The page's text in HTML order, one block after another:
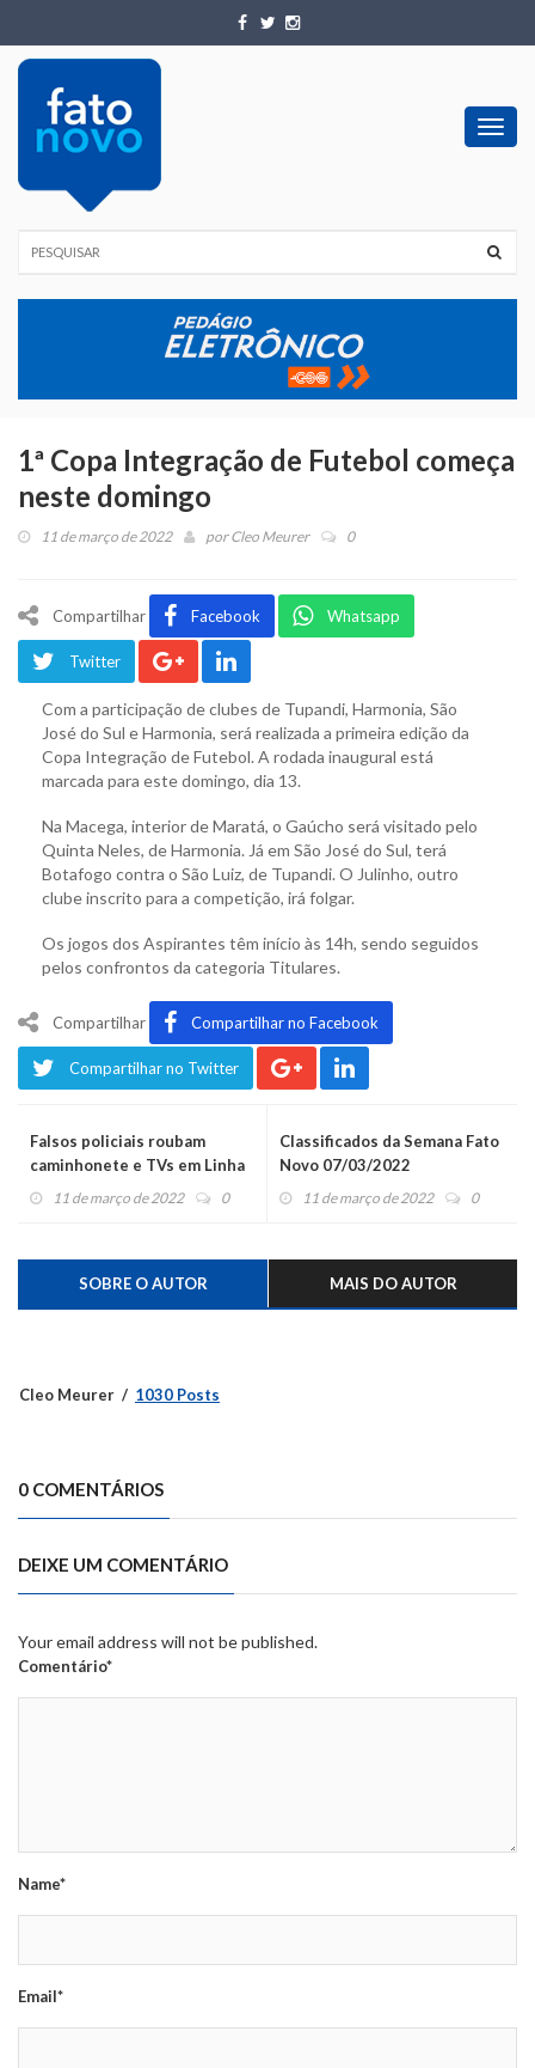
1ª Copa Integração de Futebol começa
neste domingo
11 de março de 2022 porCleo Meurer 0
Compartilhar Facebook Whatsapp
Twitter
Com a participação de clubes de Tupandi, Harmonia, São
José do Sul e Harmonia, será realizada a primeira edição da
Copa Integração de Futebol. A rodada inaugural está
marcada para este domingo, dia 13.
Na Macega, interior de Maratá, o Gaúcho será visitado pelo
Quinta Neles, de Harmonia. Já em São José do Sul, terá
Botafogo contra o São Luiz, de Tupandi. O Julinho, outro
clube inscrito para a competição, irá folgar.
Os jogos dos Aspirantes têm início às 14h, sendo seguidos
pelos confrontos da categoria Titulares.
Compartilhar Compartilhar no Facebook
Compartilhar no Twitter
Falsos policiais roubam
caminhonete e TVs em Linha
Nova11 de março de 2022 0
Classificados da Semana Fato
Novo 07/03/2022
11 de março de 2022 0
SOBRE O AUTOR MAIS DO AUTOR
Cleo Meurer 1030 Posts
0 COMENTÁRIOS
DEIXE UM COMENTÁRIO
Your email address will not be published.
Comentário*
Name*
Email*